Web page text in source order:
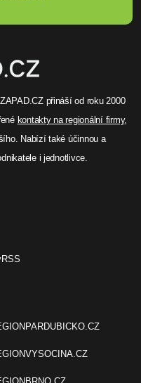
přináší od roku 2000
kontakty na regionální firmy,
Nabízí také účinnou a
i jednotlivce.
RSS